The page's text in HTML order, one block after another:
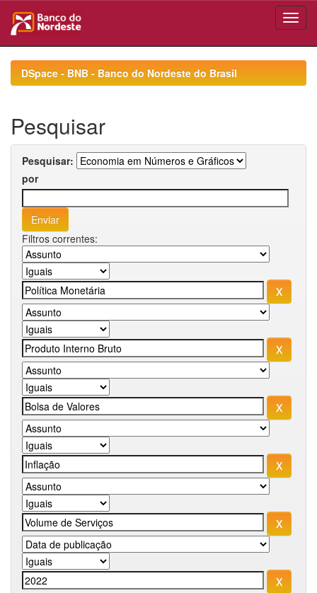
navigationDSpace - BNB - Banco do Nordeste do Brasil
Pesquisar
Pesquisar:
por
Filtros correntes: